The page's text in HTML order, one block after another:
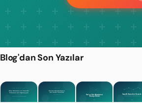
Blog'dan Son Yazılar